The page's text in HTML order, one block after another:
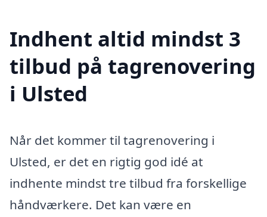
Indhent altid mindst 3
tilbud på tagrenovering
i Ulsted
Når det kommer til tagrenovering i
Ulsted, er det en rigtig god idé at
indhente mindst tre tilbud fra forskellige
håndværkere. Det kan være en